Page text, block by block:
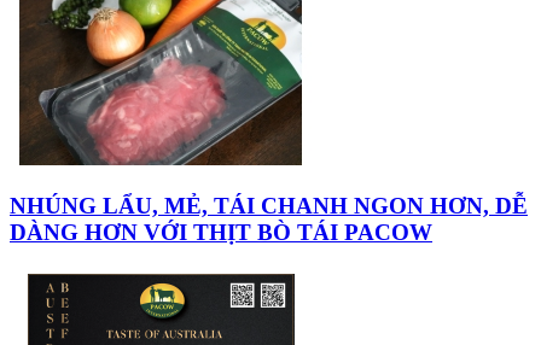
NHÚNG LẨU, MẺ, TÁI CHANH NGON HƠN, DỄ
DÀNG HƠN VỚI THỊT BÒ TÁI PACOW